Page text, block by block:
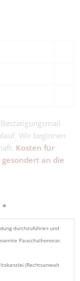
Wir beginnen
Kosten für
an die
*
durchzuführen und
Pauschalhonorar.
(Rechtsanwalt